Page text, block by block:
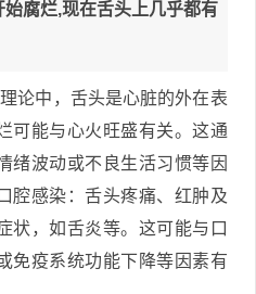
腐烂,现在舌头上几乎都有
论中，舌头是心脏的外在表
可能与心火旺盛有关。这通
绪波动或不良生活习惯等因
腔感染：舌头疼痛、红肿及
状，如舌炎等。这可能与口
免疫系统功能下降等因素有